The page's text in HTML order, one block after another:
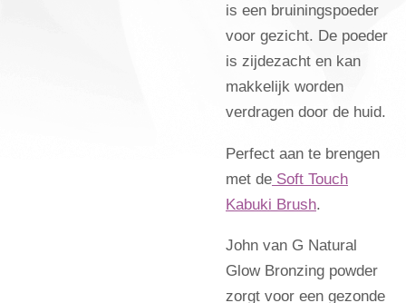
is een bruiningspoeder
voor gezicht. De poeder
is zijdezacht en kan
makkelijk worden
verdragen door de huid.
Perfect aan te brengen
met de Soft Touch
Kabuki Brush.
John van G Natural
Glow Bronzing powder
zorgt voor een gezonde